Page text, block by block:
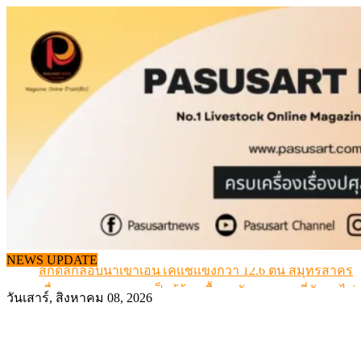
content
NEWS UPDATE
สกัดลักลอบนำเข้าเอ็นโคแช่แข็งกว่า 12.6 ตัน สมุทรสาคร
เมื่อเกษตรกรถูกมองเป็นผู้ร้ายเบื้องหลังราคาหมูที่สังคมไม่
สุดอั้น! ไข่ไก่หน้าฟาร์มปรับขึ้นอีก 6 บาท/แผง เริ่ม 7 ส.ค.69
วันเสาร์, สิงหาคม 08, 2026